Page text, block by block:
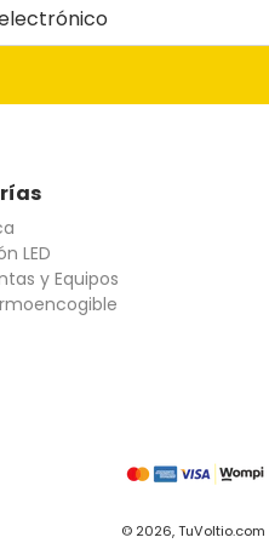
LED
y Equipos
© 2026,TuVoltio.com